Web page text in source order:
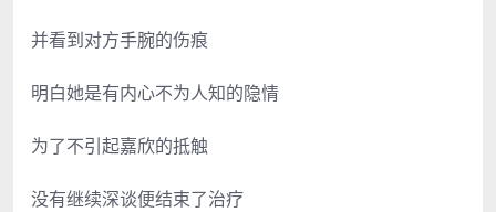
并看到对方手腕的伤痕
明白她是有内心不为人知的隐情
为了不引起嘉欣的抵触
没有继续深谈便结束了治疗